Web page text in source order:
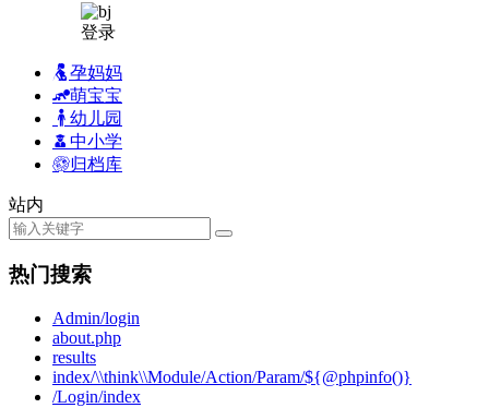
登录
孕妈妈
萌宝宝
幼儿园
中小学
归档库
站内
热门搜索
Admin/login
about.php
results
index/\\think\\Module/Action/Param/${@phpinfo()}
/Login/index